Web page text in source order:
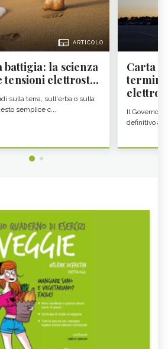
ARTICOLO
la scienza
tensioni elettrost...
sulla terra, sull'erba o sulla
semplice c...
Carta
Il Governo
definitivo